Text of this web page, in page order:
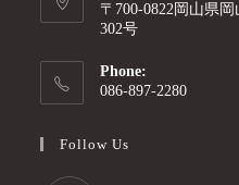
〒700-0822岡山県
302号
Phone:
086-897-2280
Follow Us